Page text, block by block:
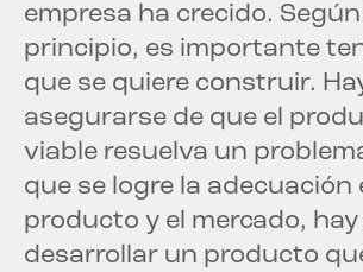
empresa ha crecido.
principio, es importante
que se quiere construir.
asegurarse de que el
viable resuelva un
que se logre la adecuación
producto y el mercado,
desarrollar un producto